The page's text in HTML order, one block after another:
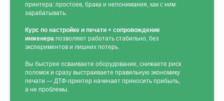
принтера: простоев, брака и непонимания, как с ним
зарабатывать.
Курс по настройке и печати + сопровождение
инженера позволяют работать стабильно, без
экспериментов и лишних потерь.
Вы быстрее осваиваете оборудование, снижаете риск
поломок и сразу выстраиваете правильную экономику
печати — ДТФ-принтер начинает приносить прибыль,
а не проблемы.